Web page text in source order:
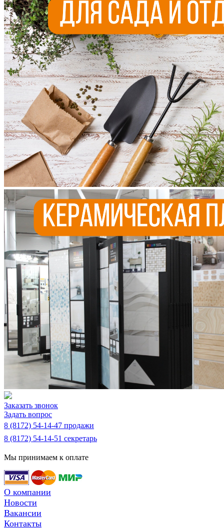
Заказать звонок
Задать вопрос
8 (8172) 54-14-47 продажи
8 (8172) 54-14-51 секретарь
Мы принимаем к оплате
О компании
Новости
Вакансии
Контакты